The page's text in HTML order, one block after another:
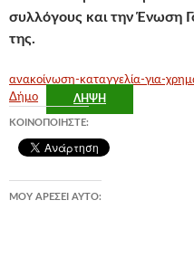
συλλόγους και την Ένωση
της.
ανακοίνωση-καταγγελία-για-
Δήμο
ΛΉΨΗ
ΚΟΙΝΟΠΟΙΉΣΤΕ:
ΜΟΥ ΑΡΈΣΕΙ ΑΥΤΌ: